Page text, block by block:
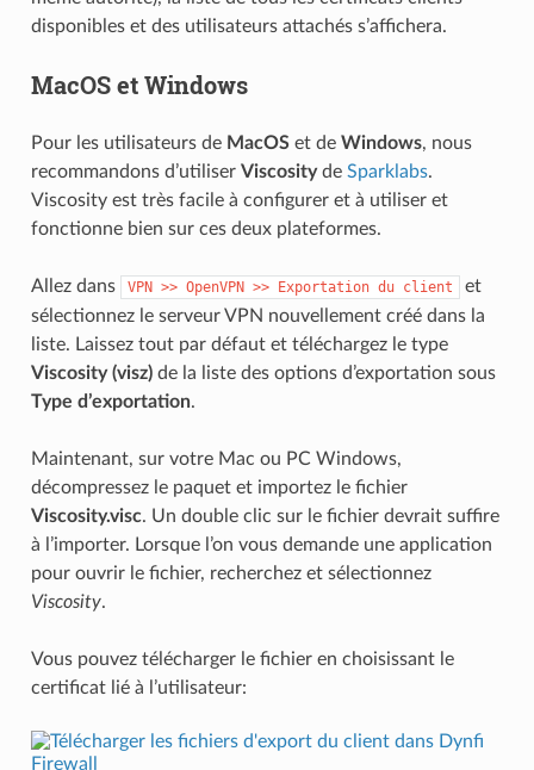
disponibles et des utilisateurs attachés s’affichera.
MacOS et Windows
Pour les utilisateurs de MacOSet de Windows, nous
recommandons d’utiliser Viscosityde Sparklabs.
Viscosity est très facile à configurer et à utiliser et
fonctionne bien sur ces deux plateformes.
Allez dans VPN >> OpenVPN >> Exportation du client
et
sélectionnez le serveur VPN nouvellement créé dans la
liste. Laissez tout par défaut et téléchargez le type
Viscosity (visz)de la liste des options d’exportation sous
Type d’exportation.
Maintenant, sur votre Mac ou PC Windows,
décompressez le paquet et importez le fichier
Viscosity.visc. Un double clic sur le fichier devrait suffire
à l’importer. Lorsque l’on vous demande une application
pour ouvrir le fichier, recherchez et sélectionnez
Viscosity.
Vous pouvez télécharger le fichier en choisissant le
certificat lié à l’utilisateur: